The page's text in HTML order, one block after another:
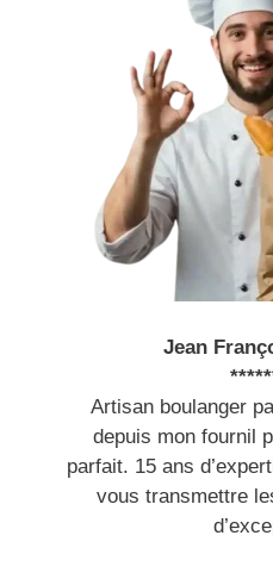
Jean
Artisan boulanger
depuis mon fournil
parfait. 15 ans
vous transmettre